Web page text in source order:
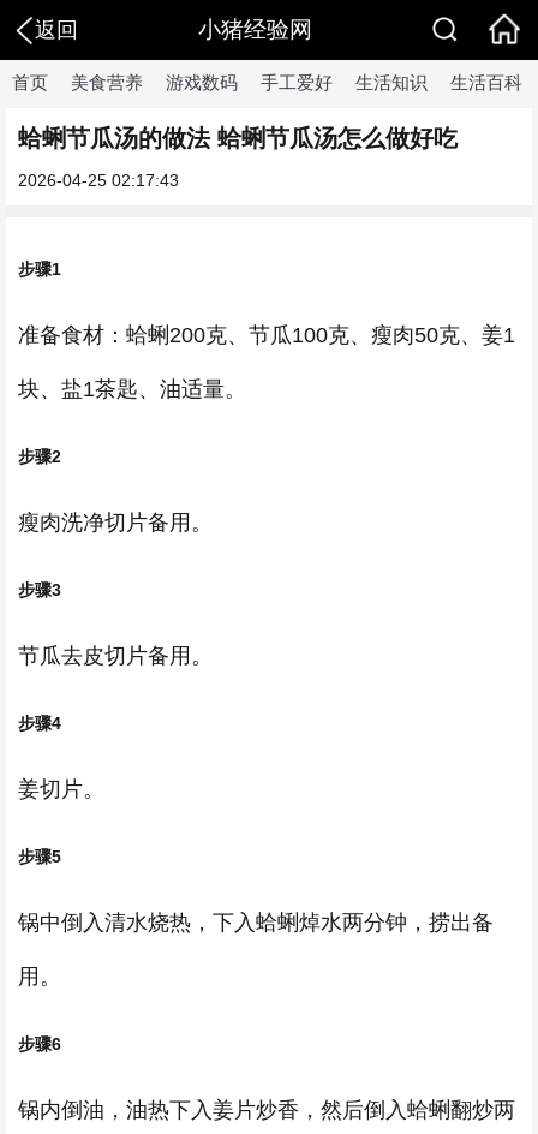
返回 小猪经验网
首页 美食营养 游戏数码 手工爱好 生活知识 生活百科
蛤蜊节瓜汤的做法 蛤蜊节瓜汤怎么做好吃
2026-04-25 02:17:43
步骤1
准备食材：蛤蜊200克、节瓜100克、瘦肉50克、姜1
块、盐1茶匙、油适量。
步骤2
瘦肉洗净切片备用。
步骤3
节瓜去皮切片备用。
步骤4
姜切片。
步骤5
锅中倒入清水烧热，下入蛤蜊焯水两分钟，捞出备
用。
步骤6
锅内倒油，油热下入姜片炒香，然后倒入蛤蜊翻炒两